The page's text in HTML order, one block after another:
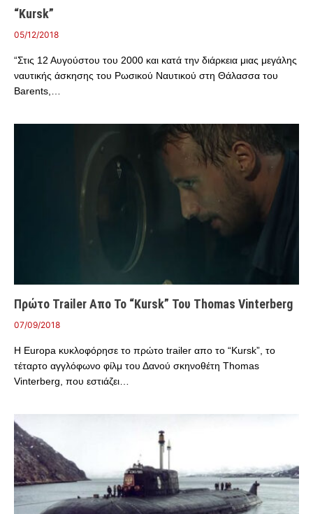
“Kursk”
05/12/2018
“Στις 12 Αυγούστου του 2000 και κατά την διάρκεια μιας μεγάλης
ναυτικής άσκησης του Ρωσικού Ναυτικού στη Θάλασσα του
Barents,…
Πρώτο Trailer Απο Το “Kursk” Του Thomas Vinterberg
07/09/2018
Η Europa κυκλοφόρησε το πρώτο trailer απο το “Kursk”, το
τέταρτο αγγλόφωνο φίλμ του Δανού σκηνοθέτη Thomas
Vinterberg, που εστιάζει…